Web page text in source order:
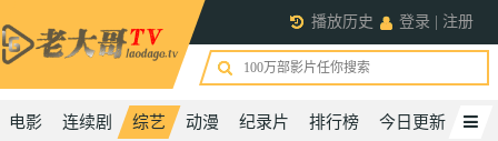
登录 注册
播放历史
电影 连续剧 综艺 动漫 纪录片 排行榜 今日更新